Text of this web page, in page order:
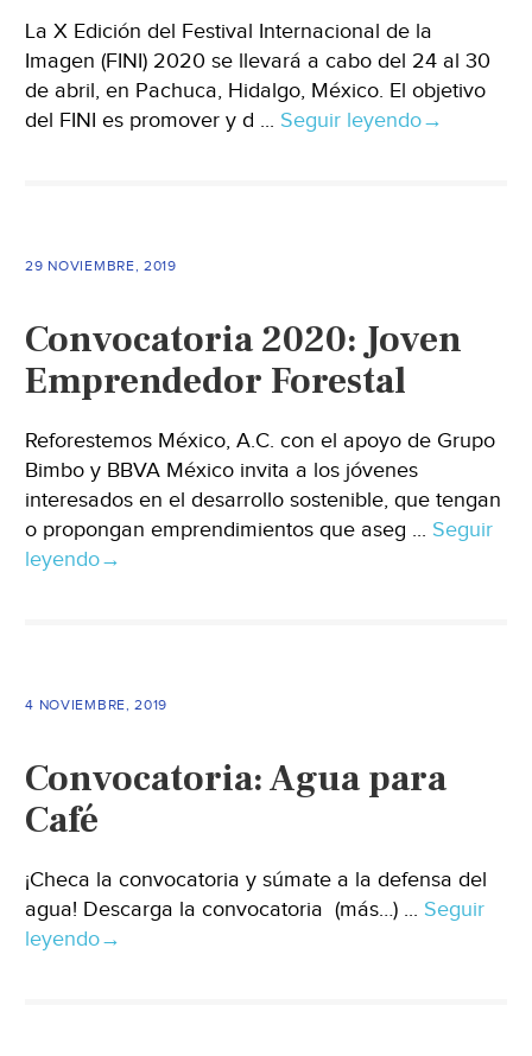
La X Edición del Festival Internacional de la
Imagen (FINI) 2020 se llevará a cabo del 24 al 30
de abril, en Pachuca, Hidalgo, México. El objetivo
del FINI es promover y d ... Seguir leyendo→
29 NOVIEMBRE, 2019
Convocatoria 2020: Joven
Emprendedor Forestal
Reforestemos México, A.C. con el apoyo de Grupo
Bimbo y BBVA México invita a los jóvenes
interesados en el desarrollo sostenible, que tengan
o propongan emprendimientos que aseg ... Seguir
leyendo→
4 NOVIEMBRE, 2019
Convocatoria: Agua para
Café
¡Checa la convocatoria y súmate a la defensa del
agua! Descarga la convocatoria (más…) ... Seguir
leyendo→